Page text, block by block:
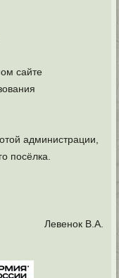
сайте
администрации,
посёлка.
Левенок В.А.